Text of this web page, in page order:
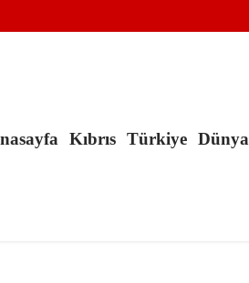
Kıbrıs Türkiye Dünya